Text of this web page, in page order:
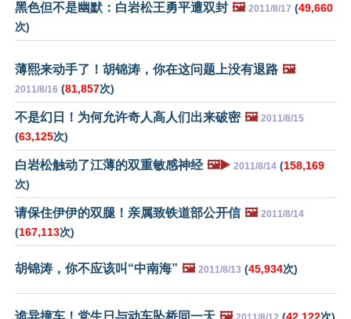
黑色但不是幽默：白岩松王勇平遭双封 🖼️ 2011/8/17 (49,660
次)
薄熙来动手了！胡锦涛，你在这问题上没有退路 🖼️
2011/8/16 (81,857次)
不是幻日！为何允许奇人高人们出来破密 🖼️ 2011/8/15
(63,125次)
白岩松触动了江薄的双重敏感神经 🖼️▶️ 2011/8/14 (158,169
次)
请保住伊伊的双腿！亲属致铁道部公开信 🖼️ 2011/8/14
(167,113次)
胡锦涛，你不应该叫“中南海” 🖼️ 2011/8/13 (45,934次)
诡异撞车！党生日与动车坠桥同一天 🖼️ (42,122次)